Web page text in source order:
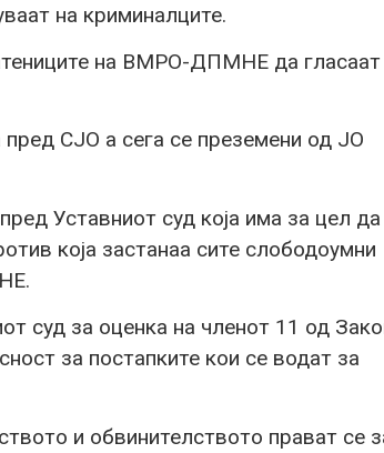
на криминалците.
на ВМРО-ДПМНЕ да гласаат
СЈО а сега се преземени од ЈО
Уставниот суд која има за цел да
која застанаа сите слободоумни
суд за оценка на членот 11 од
за постапките кои се водат за
и обвинителството прават се